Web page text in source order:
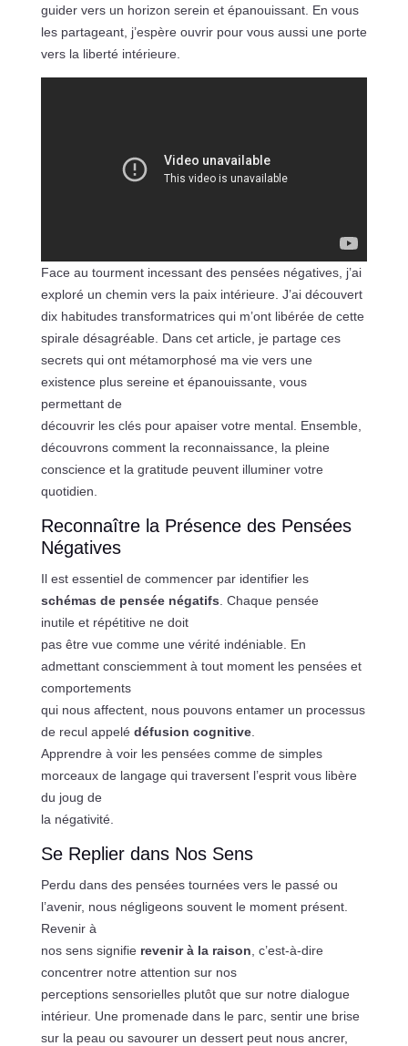
guider vers un horizon serein et épanouissant. En vous
les partageant, j’espère ouvrir pour vous aussi une porte
vers la liberté intérieure.
Face au tourment incessant des pensées négatives, j’ai
exploré un chemin vers la paix intérieure. J’ai découvert
dix habitudes transformatrices qui m’ont libérée de cette
spirale désagréable. Dans cet article, je partage ces
secrets qui ont métamorphosé ma vie vers une
existence plus sereine et épanouissante, vous
permettant de
découvrir les clés pour apaiser votre mental. Ensemble,
découvrons comment la reconnaissance, la pleine
conscience et la gratitude peuvent illuminer votre
quotidien.
Reconnaître la Présence des Pensées
Négatives
Il est essentiel de commencer par identifier les
schémas de pensée négatifs . Chaque pensée
inutile et répétitive ne doit
pas être vue comme une vérité indéniable. En
admettant consciemment à tout moment les pensées et
comportements
qui nous affectent, nous pouvons entamer un processus
de recul appelé défusion cognitive.
Apprendre à voir les pensées comme de simples
morceaux de langage qui traversent l’esprit vous libère
du joug de
la négativité.
Se Replier dans Nos Sens
Perdu dans des pensées tournées vers le passé ou
l’avenir, nous négligeons souvent le moment présent.
Revenir à
nos sens signifie revenir à la raison , c’est-à-dire
concentrer notre attention sur nos
perceptions sensorielles plutôt que sur notre dialogue
intérieur. Une promenade dans le parc, sentir une brise
sur la peau ou savourer un dessert peut nous ancrer,